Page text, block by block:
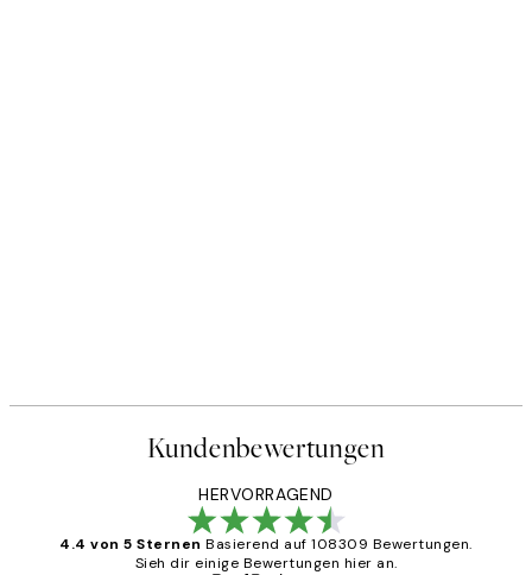
Kundenbewertungen
HERVORRAGEND
4.4 von 5 Sternen Basierend auf 108309 Bewertungen.
Sieh dir einige Bewertungen hier an.